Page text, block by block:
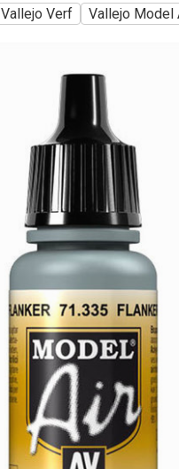
Vallejo Verf Vallejo Model